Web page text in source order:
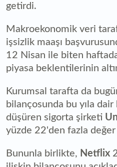
getirdi.
Makroekonomik veri
işsizlik maaşı
12 Nisan ile biten
piyasa beklentilerinin
Kurumsal tarafta da
bilançosunda bu yıla
düşüren sigorta şirketi
yüzde 22'den fazla
Bununla birlikte, Netflix